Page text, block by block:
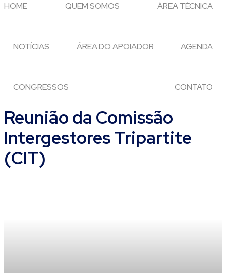
HOME QUEM SOMOS ÁREA TÉCNICA
NOTÍCIAS ÁREA DO APOIADOR AGENDA
CONGRESSOS CONTATO
Reunião da Comissão
Intergestores Tripartite
(CIT)